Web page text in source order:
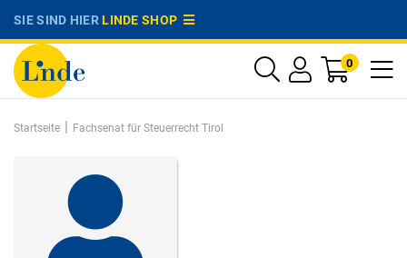
SIE SIND HIERLINDE SHOP
0
Startseite | Fachsenat für Steuerrecht Tirol